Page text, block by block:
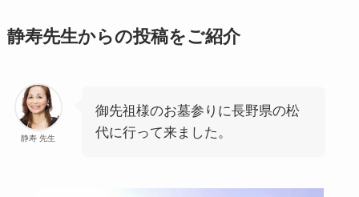
静寿先生からの投稿をご紹介
静寿 先生
御先祖様のお墓参りに長野県の松
代に行って来ました。